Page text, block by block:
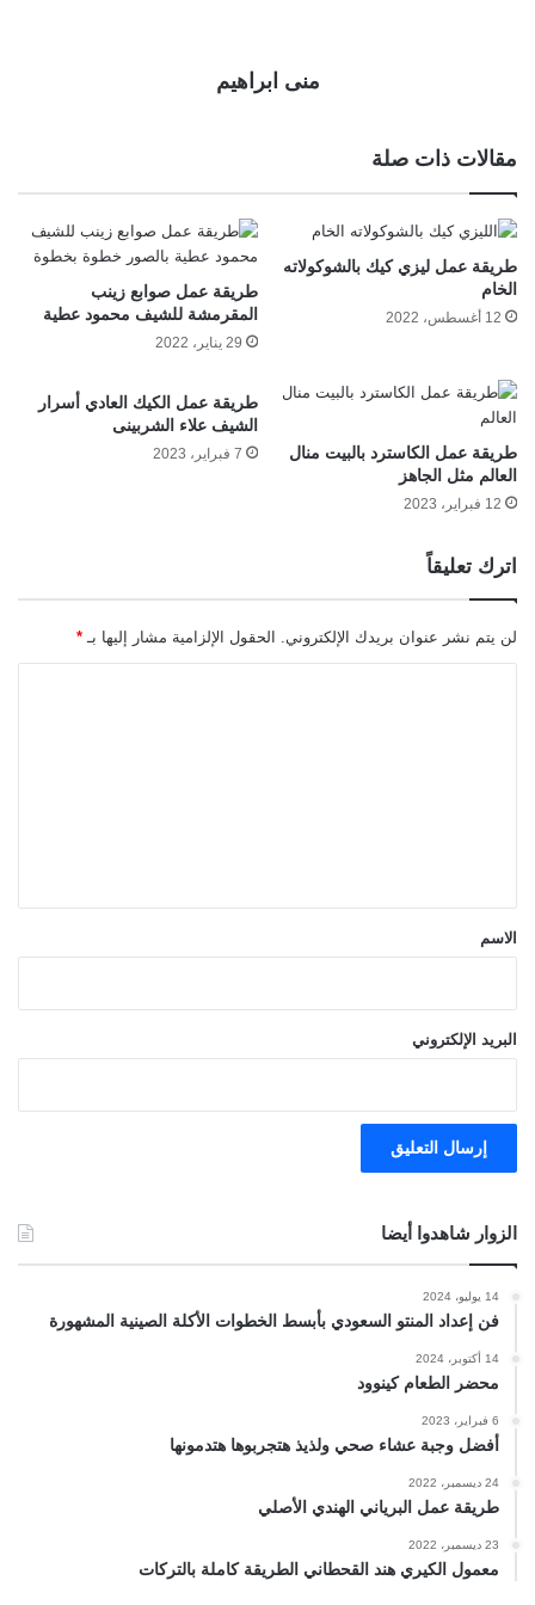
منى ابراهيم
مقالات ذات صلة
طريقة عمل ليزي كيك بالشوكولاته
الخام
12 أغسطس، 2022
طريقة عمل صوابع زينب
المقرمشة للشيف محمود عطية
29 يناير، 2022
طريقة عمل الكاسترد بالبيت منال
العالم مثل الجاهز
12 فبراير، 2023
طريقة عمل الكيك العادي أسرار
الشيف علاء الشربينى
7 فبراير، 2023
اترك تعليقاً
لن يتم نشر عنوان بريدك الإلكتروني. الحقول الإلزامية مشار إليها بـ *
*الاسم
البريد الإلكتروني
الزوار شاهدوا أيضا
14 يوليو، 2024
فن إعداد المنتو السعودي بأبسط الخطوات الأكلة الصينية المشهورة
14 أكتوبر، 2024
محضر الطعام كينوود
6 فبراير، 2023
أفضل وجبة عشاء صحي ولذيذ هتجربوها هتدمونها
24 ديسمبر، 2022
طريقة عمل البرياني الهندي الأصلي
23 ديسمبر، 2022
معمول الكيري هند القحطاني الطريقة كاملة بالتركات